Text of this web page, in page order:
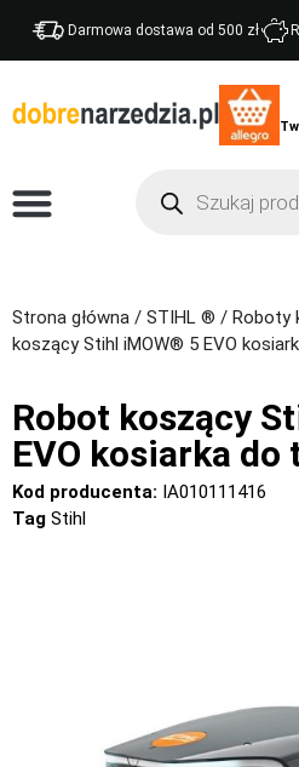
Darmowa dostawa od 500 zł
Strona główna / STIHL ® / Roboty
koszący Stihl iMOW® 5 EVO
Robot koszący
EVO kosiarka do
Kod producenta: IA010111416
Tag Stihl